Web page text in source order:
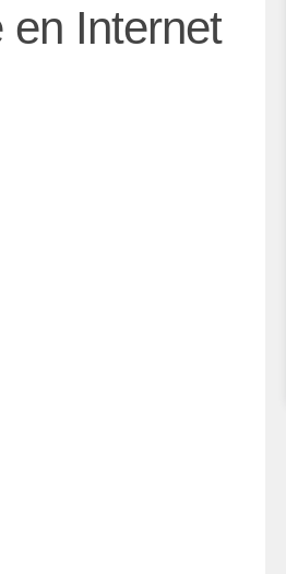
en Internet